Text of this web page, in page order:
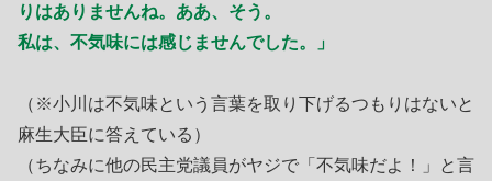
りはありませんね。ああ、そう。
私は、不気味には感じませんでした。」
（※小川は不気味という言葉を取り下げるつもりはないと
麻生大臣に答えている）
（ちなみに他の民主党議員がヤジで「不気味だよ！」と言